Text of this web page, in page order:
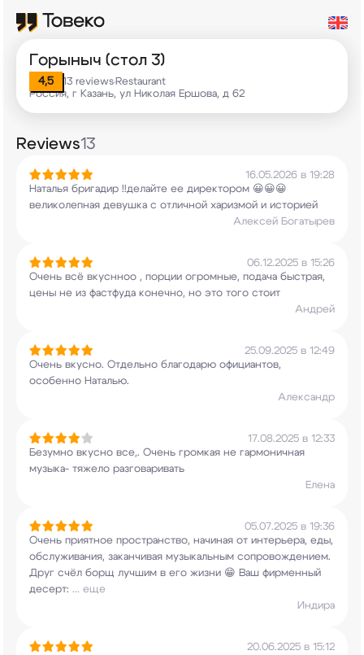
Горыныч (стол 3)
4,5 13 reviews•Restaurant
Россия, г Казань, ул Николая Ершова, д 62
Reviews13
16.05.2026 в 19:28
Наталья бригадир !!делайте ее директором 😀😀😀
великолепная девушка с отличной харизмой и историей
Алексей Богатырев
06.12.2025 в 15:26
Очень всё вкуснноо , порции огромные, подача быстрая,
цены не из фастфуда конечно, но это того стоит
Андрей
25.09.2025 в 12:49
Очень вкусно. Отдельно благодарю официантов,
особенно Наталью.
Александр
17.08.2025 в 12:33
Безумно вкусно все,. Очень громкая не гармоничная
музыка- тяжело разговаривать
Елена
05.07.2025 в 19:36
Очень приятное пространство, начиная от интерьера, еды,
обслуживания, заканчивая музыкальным сопровождением.
Друг счёл борщ лучшим в его жизни 😁 Ваш фирменный
десерт: ... еще
Индира
20.06.2025 в 15:12